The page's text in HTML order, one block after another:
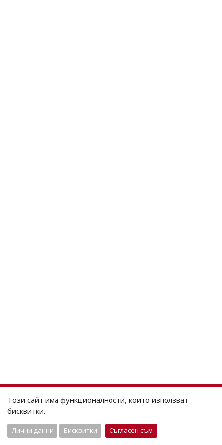
Този сайт има функционалности, които използват
бисквитки.
Лични данни Бисквитки Съгласен съм